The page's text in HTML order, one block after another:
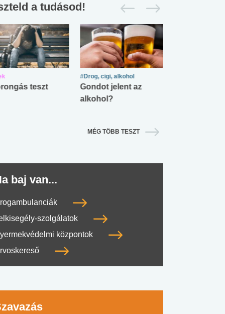
a tudásod!
teszt
#Drog, cigi, alkohol
Gondot jelent az
alkohol?
MÉG TÖBB TESZT
baj van...
szolgálatok
központok